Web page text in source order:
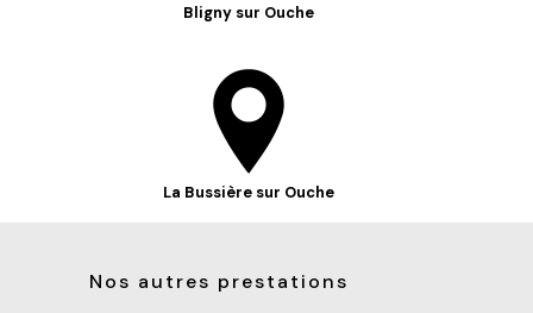
Bligny sur Ouche
La Bussière sur Ouche
Nos autres prestations